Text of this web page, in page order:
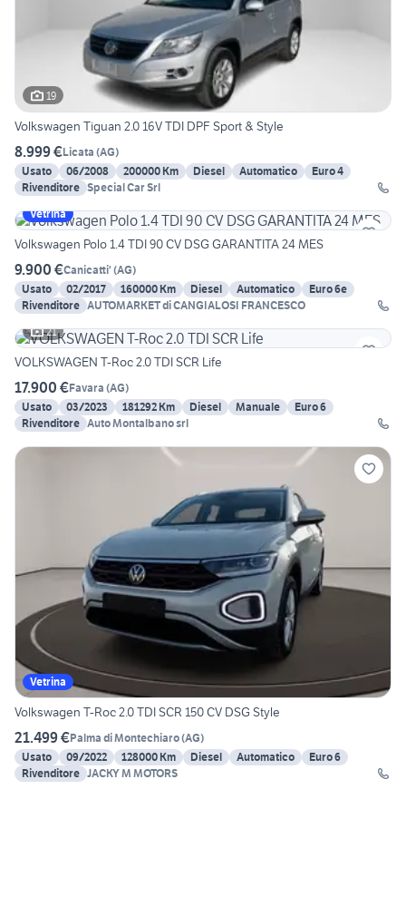
19
Volkswagen Tiguan 2.0 16V TDI DPF Sport & Style
8.999 €Licata (AG)
Usato
06/2008 200000 Km Diesel Automatico
Euro 4
Rivenditore Special Car Srl
Vetrina
Volkswagen Polo 1.4 TDI 90 CV DSG GARANTITA 24 MES
9.900 €Canicatti' (AG)
Usato
02/2017 160000 Km Diesel Automatico
Euro 6e
Rivenditore AUTOMARKET di CANGIALOSI FRANCESCO
21
VOLKSWAGEN T-Roc 2.0 TDI SCR Life
17.900 €Favara (AG)
Usato
03/2023 181292 Km Diesel Manuale
Euro 6
Rivenditore Auto Montalbano srl
Vetrina
Volkswagen T-Roc 2.0 TDI SCR 150 CV DSG Style
21.499 €Palma di Montechiaro(AG)
Usato
09/2022 128000 Km Diesel Automatico
Euro 6
Rivenditore JACKY M MOTORS